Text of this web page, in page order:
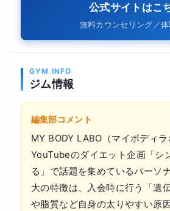
公式サイトはこ
無料カウンセリング／
GYM INFO
ジム情報
編集部コメント
MY BODY LABO（マイボディラ
YouTubeのダイエット企画「シ
る」で話題を集めているパーソ
大の特徴は、入会時に行う「遺
や脂質など自身の太りやすい原